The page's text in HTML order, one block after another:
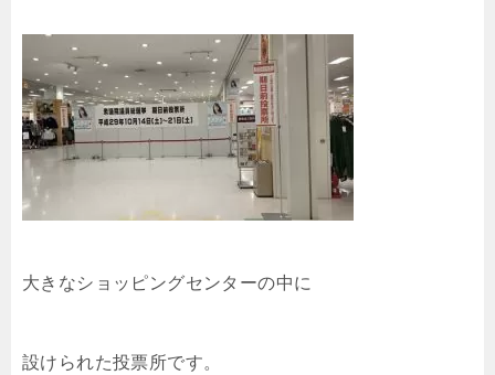
大きなショッピングセンターの中に
設けられた投票所です。